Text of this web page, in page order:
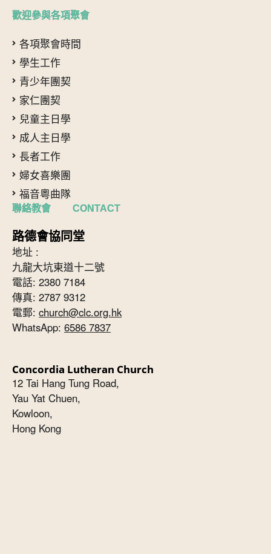
歡迎參與各項聚會
各項聚會時間
學生工作
青少年團契
家仁團契
兒童主日學
成人主日學
長者工作
婦女喜樂團
福音粵曲隊
聯絡教會 CONTACT
路德會協同堂
地址 :
九龍大坑東道十二號
電話: 2380 7184
傳真: 2787 9312
電郵: church@clc.org.hk
WhatsApp: 6586 7837
Concordia Lutheran Church
12 Tai Hang Tung Road,
Yau Yat Chuen,
Kowloon,
Hong Kong